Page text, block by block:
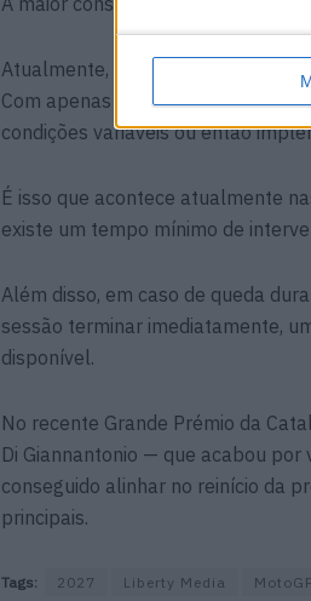
Atualmente, os pilotos podem
Com apenas uma moto
condições variáveis ou então
É isso que acontece atualmente
existe um tempo mínimo de
Além disso, em caso de queda
sessão terminar imediatamente,
disponível.
No recente Grande Prémio da
Di Giannantonio — que acabou
conseguido alinhar no reinício da
principais.
Tags: 2027 Liberty Media